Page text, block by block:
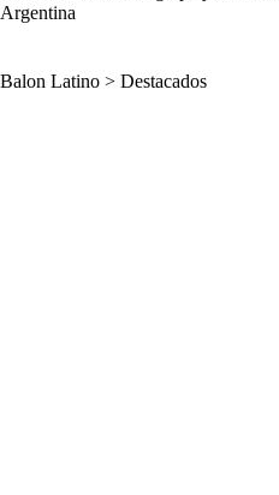
Argentina
Balon Latino > Destacados